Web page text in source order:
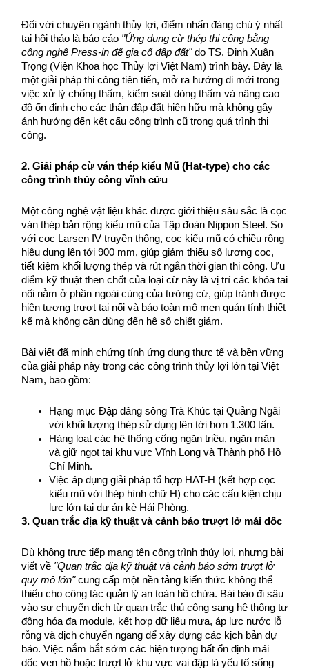
Đối với chuyên ngành thủy lợi, điểm nhấn đáng chú ý nhất
tại hội thảo là báo cáo "Ứng dụng cừ thép thi công bằng
công nghệ Press-in để gia cố đập đất" do TS. Đinh Xuân
Trọng (Viện Khoa học Thủy lợi Việt Nam) trình bày. Đây là
một giải pháp thi công tiên tiến, mở ra hướng đi mới trong
việc xử lý chống thấm, kiểm soát dòng thấm và nâng cao
độ ổn định cho các thân đập đất hiện hữu mà không gây
ảnh hưởng đến kết cấu công trình cũ trong quá trình thi
công.
2. Giải pháp cừ ván thép kiểu Mũ (Hat-type) cho các
công trình thủy công vĩnh cửu
Một công nghệ vật liệu khác được giới thiệu sâu sắc là cọc
ván thép bản rộng kiểu mũ của Tập đoàn Nippon Steel. So
với cọc Larsen IV truyền thống, cọc kiểu mũ có chiều rộng
hiệu dụng lên tới 900 mm, giúp giảm thiểu số lượng cọc,
tiết kiệm khối lượng thép và rút ngắn thời gian thi công. Ưu
điểm kỹ thuật then chốt của loại cừ này là vị trí các khóa tai
nối nằm ở phần ngoài cùng của tường cừ, giúp tránh được
hiện tượng trượt tai nối và bảo toàn mô men quán tính thiết
kế mà không cần dùng đến hệ số chiết giảm.
Bài viết đã minh chứng tính ứng dụng thực tế và bền vững
của giải pháp này trong các công trình thủy lợi lớn tại Việt
Nam, bao gồm:
Hạng mục Đập dâng sông Trà Khúc tại Quảng Ngãi
với khối lượng thép sử dụng lên tới hơn 1.300 tấn.
Hàng loạt các hệ thống cống ngăn triều, ngăn mặn
và giữ ngọt tại khu vực Vĩnh Long và Thành phố Hồ
Chí Minh.
Việc áp dụng giải pháp tổ hợp HAT-H (kết hợp cọc
kiểu mũ với thép hình chữ H) cho các cấu kiện chịu
lực lớn tại dự án kè Hải Phòng.
3. Quan trắc địa kỹ thuật và cảnh báo trượt lở mái dốc
Dù không trực tiếp mang tên công trình thủy lợi, nhưng bài
viết về "Quan trắc địa kỹ thuật và cảnh báo sớm trượt lở
quy mô lớn" cung cấp một nền tảng kiến thức không thể
thiếu cho công tác quản lý an toàn hồ chứa. Bài báo đi sâu
vào sự chuyển dịch từ quan trắc thủ công sang hệ thống tự
động hóa đa module, kết hợp dữ liệu mưa, áp lực nước lỗ
rỗng và dịch chuyển ngang để xây dựng các kịch bản dự
báo. Việc nắm bắt sớm các hiện tượng bất ổn định mái
dốc ven hồ hoặc trượt lở khu vực vai đập là yếu tố sống